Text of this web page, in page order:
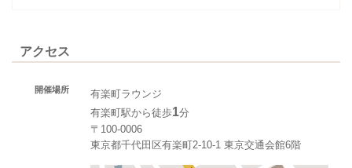
アクセス
開催場所
有楽町ラウンジ
有楽町駅から徒歩1分
〒100-0006
東京都千代田区有楽町2-10-1 東京交通会館6階